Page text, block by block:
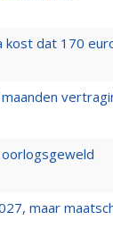
kost dat 170
maar